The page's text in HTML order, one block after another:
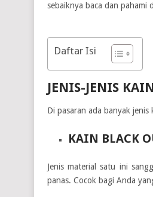
sebaiknya baca dan
Daftar Isi
JENIS-JENIS
Di pasaran ada banyak
KAIN BLACK
Jenis material satu ini
panas. Cocok bagi Anda